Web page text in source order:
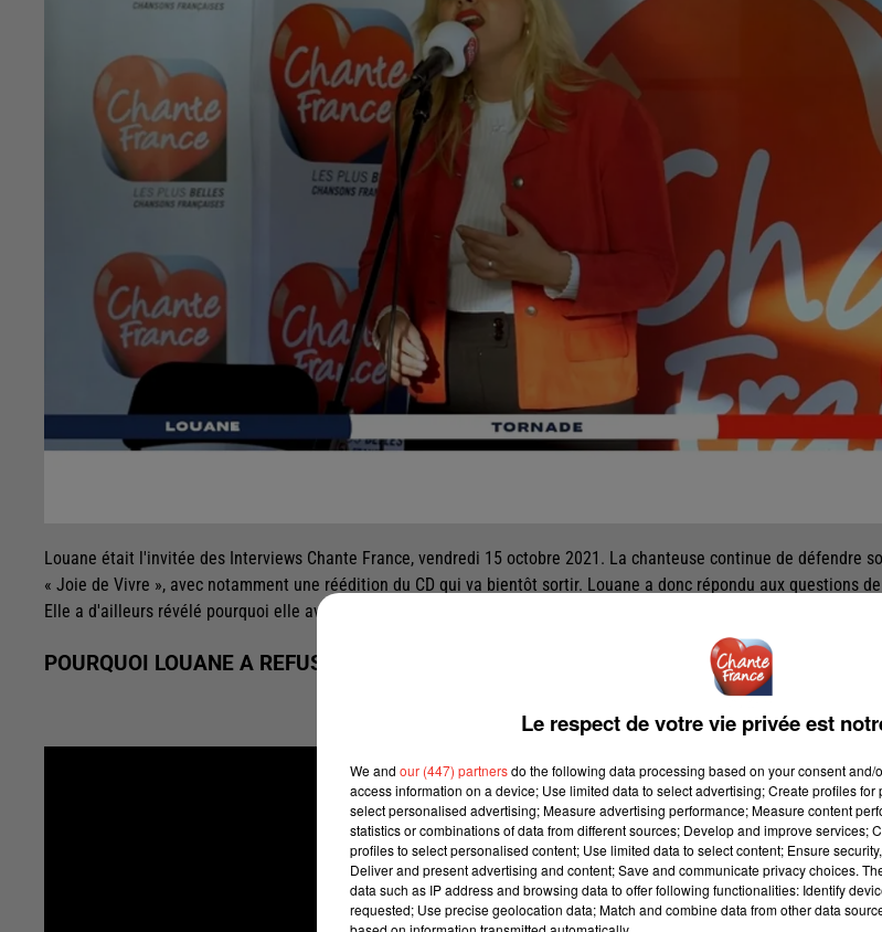
Louane était l'invitée des Interviews Chante France, vendredi 15 octobre 2021. La chanteuse continue de défendre
« Joie de Vivre », avec notamment une réédition du CD qui va bientôt sortir. Louane a donc répondu aux questions
Elle a d'ailleurs révélé pourquoi elle avait refusé de participer à l'émission « Danse avec les Stars » !
POURQUOI LOUANE A REFUSÉ DE PARTICIPER À « DANSE AVEC LES STARS »
Le respect de votre vie privée est
We and our (447) partnersdo the following data processing based on your consent
access information on a device; Use limited data to select advertising; Create profiles
select personalised advertising; Measure advertising performance; Measure content
statistics or combinations of data from different sources; Develop and improve services;
profiles to select personalised content; Use limited data to select content; Ensure
Deliver and present advertising and content; Save and communicate privacy choices.
data such as IP address and browsing data to offer following functionalities: Identify
requested; Use precise geolocation data; Match and combine data from other data